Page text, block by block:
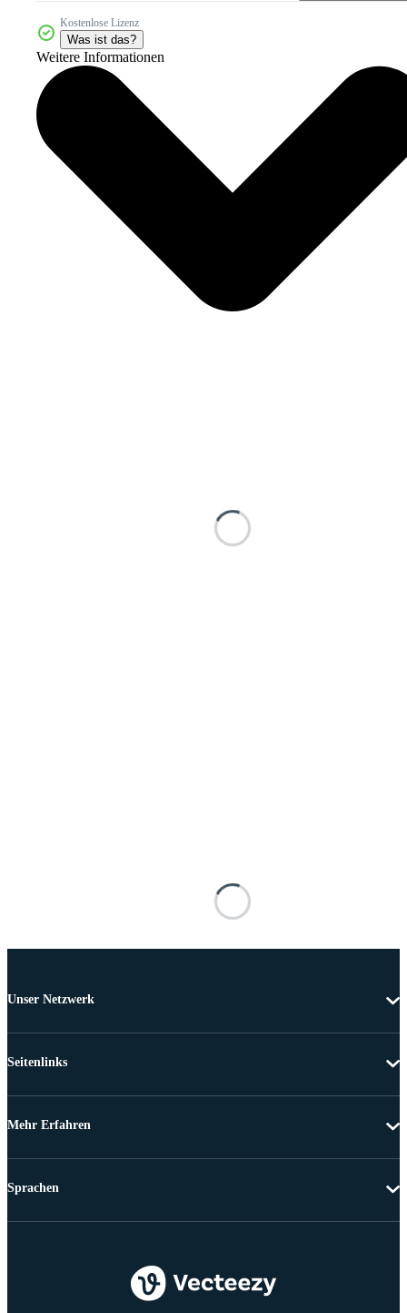
Kostenlose Lizenz
Was ist das?
Weitere Informationen
Unser Netzwerk
Seitenlinks
Mehr Erfahren
Sprachen